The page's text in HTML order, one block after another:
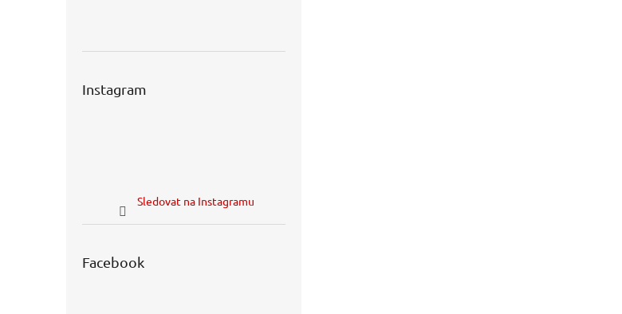
Instagram
Sledovat na Instagramu
Facebook